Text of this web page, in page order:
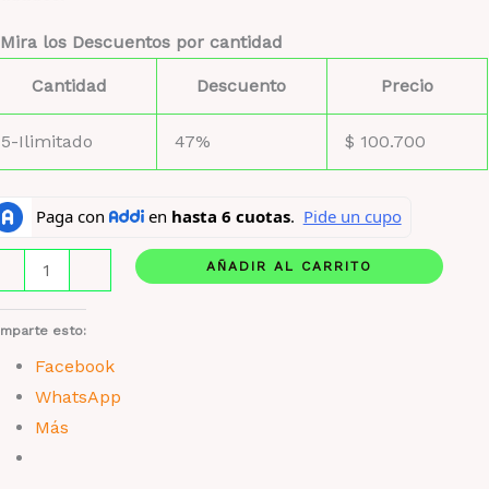
los Descuentos por cantidad
Cantidad Descuento Precio
5-Ilimitado 47% $ 100.700
AÑADIR AL CARRITO
esto:
Facebook
WhatsApp
Más